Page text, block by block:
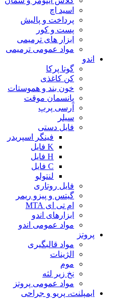
اسید اچ
پرداخت و پالیش
پست و کور
ابزار های ترمیمی
مواد عمومی ترمیمی
اندو
گوتا پرکا
کن کاغذی
خون بند و هموستات
پانسمان موقت
آرسی پرپ
سیلر
فایل دستی
فینگر اسپریدر
K فایل
H فایل
C فایل
لنتولو
فایل روتاری
گیتس و پیزو ریمر
ام تی ای MTA
ابزارهای اندو
مواد عمومی اندو
پروتز
مواد قالبگیری
الژینات
موم
نخ زیر لثه
مواد عمومی پروتز
ایمپلنت، پریو و جراحی